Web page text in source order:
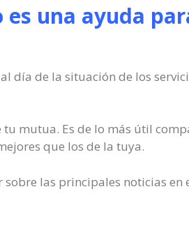
una ayuda
día de la situación de los
mutua. Es de lo más útil
que los de la tuya.
las principales noticias en